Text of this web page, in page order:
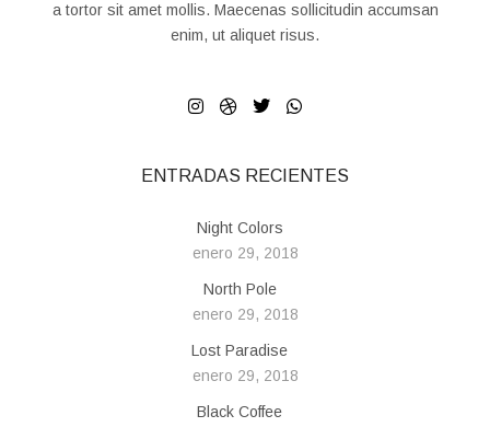
a tortor sit amet mollis. Maecenas sollicitudin accumsan
enim, ut aliquet risus.
ENTRADAS RECIENTES
Night Colors
enero 29, 2018
North Pole
enero 29, 2018
Lost Paradise
enero 29, 2018
Black Coffee